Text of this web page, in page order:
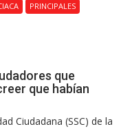
PRINCIPALES
que
que habían
Ciudadana (SSC) de la